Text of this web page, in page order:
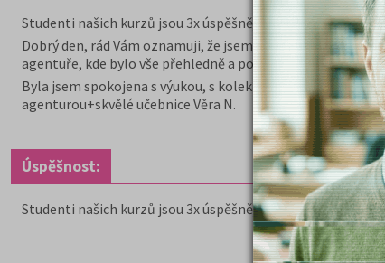
Studenti našich kurzů jsou 3x úspěšnější u přijímacích
Dobrý den, rád Vám oznamuji, že jsem úspěšně složil
agentuře, kde bylo vše přehledně a pochopitelně
Byla jsem spokojena s výukou, s kolektivem a příjemným
agenturou+skvělé učebnice Věra N.
Úspěšnost:
Studenti našich kurzů jsou 3x úspěšnější u přijímacích